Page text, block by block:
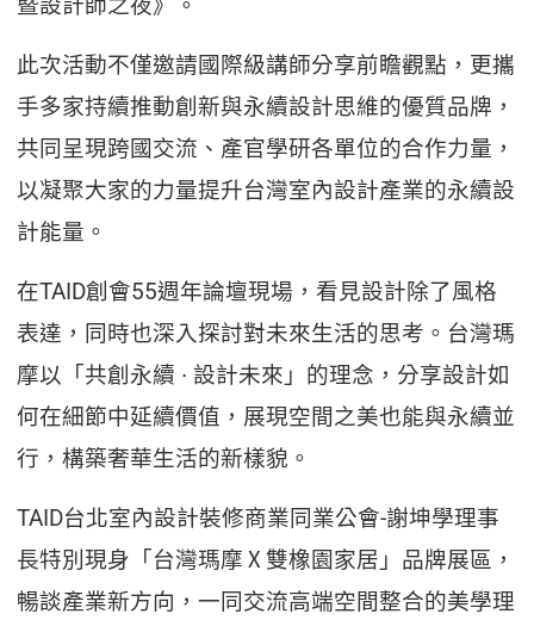
暨設計師之夜》。
此次活動不僅邀請國際級講師分享前瞻觀點，更攜
手多家持續推動創新與永續設計思維的優質品牌，
共同呈現跨國交流、產官學研各單位的合作力量，
以凝聚大家的力量提升台灣室內設計產業的永續設
計能量。
在TAID創會55週年論壇現場，看見設計除了風格
表達，同時也深入探討對未來生活的思考。台灣瑪
摩以「共創永續 ∙ 設計未來」的理念，分享設計如
何在細節中延續價值，展現空間之美也能與永續並
行，構築奢華生活的新樣貌。
TAID台北室內設計裝修商業同業公會-謝坤學理事
長特別現身「台灣瑪摩Ⅹ雙橡園家居」品牌展區，
暢談產業新方向，一同交流高端空間整合的美學理